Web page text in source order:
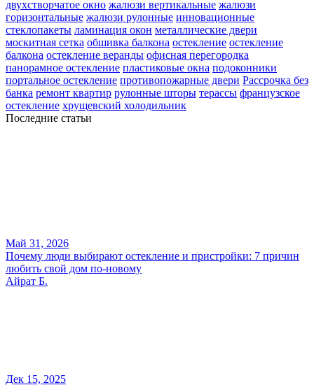
двухстворчатое окно жалюзи вертикальные жалюзи
горизонтальные жалюзи рулонные инновационные
стеклопакеты ламинация окон металлические двери
москитная сетка обшивка балкона остекление остекление
балкона остекление веранды офисная перегородка
панорамное остекление пластиковые окна подоконники
портальное остекление противопожарные двери Рассрочка без
банка ремонт квартир рулонные шторы терассы французское
остекление хрущевский холодильник
Последние статьи
Май 31, 2026
Почему люди выбирают остекление и пристройки: 7 причин
любить свой дом по-новому
Айрат Б.
Дек 15, 2025